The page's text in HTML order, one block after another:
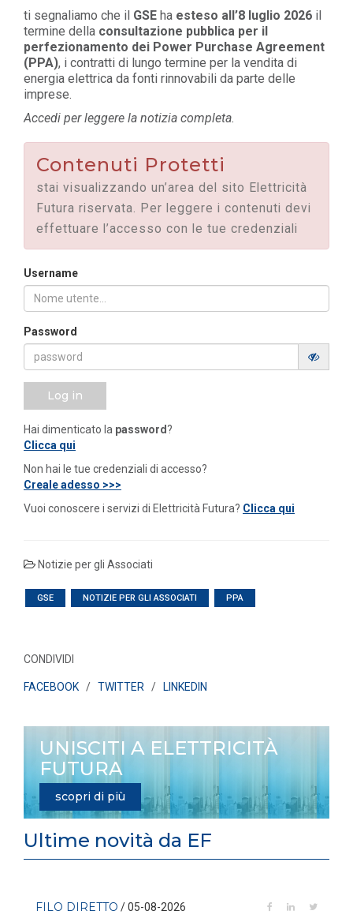
ti segnaliamo che il GSE ha esteso all’8 luglio 2026 il
termine della consultazione pubblica per il
perfezionamento dei Power Purchase Agreement
(PPA), i contratti di lungo termine per la vendita di
energia elettrica da fonti rinnovabili da parte delle
imprese.
Accedi per leggere la notizia completa.
Contenuti Protetti
stai visualizzando un’area del sito Elettricità
Futura riservata. Per leggere i contenuti devi
effettuare l’accesso con le tue credenziali
Username
Password
Log in
Hai dimenticato la password ?
Clicca qui
Non hai le tue credenziali di accesso?
Creale adesso >>>
Vuoi conoscere i servizi di Elettricità Futura? Clicca qui
Notizie per gli Associati
GSE NOTIZIE PER GLI ASSOCIATI PPA
CONDIVIDI
FACEBOOK / TWITTER / LINKEDIN
UNISCITI A ELETTRICITÀ
FUTURA
scopri di più
Ultime novità da EF
FILO DIRETTO / 05-08-2026